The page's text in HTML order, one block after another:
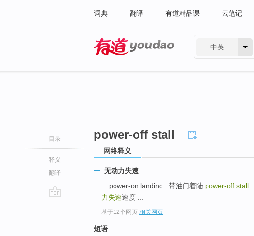
词典 翻译 有道精品课 云笔记
中英
目录
释义
翻译
power-off stall
网络释义
无动力失速
... power-on landing : 带油门着陆 power-off stall :
力失速速度 ...
基于12个网页-相关网页
短语